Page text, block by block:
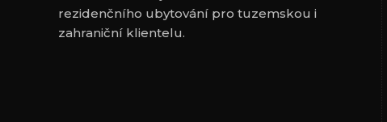
rezidenčního ubytování pro tuzemskou i
zahraniční klientelu.